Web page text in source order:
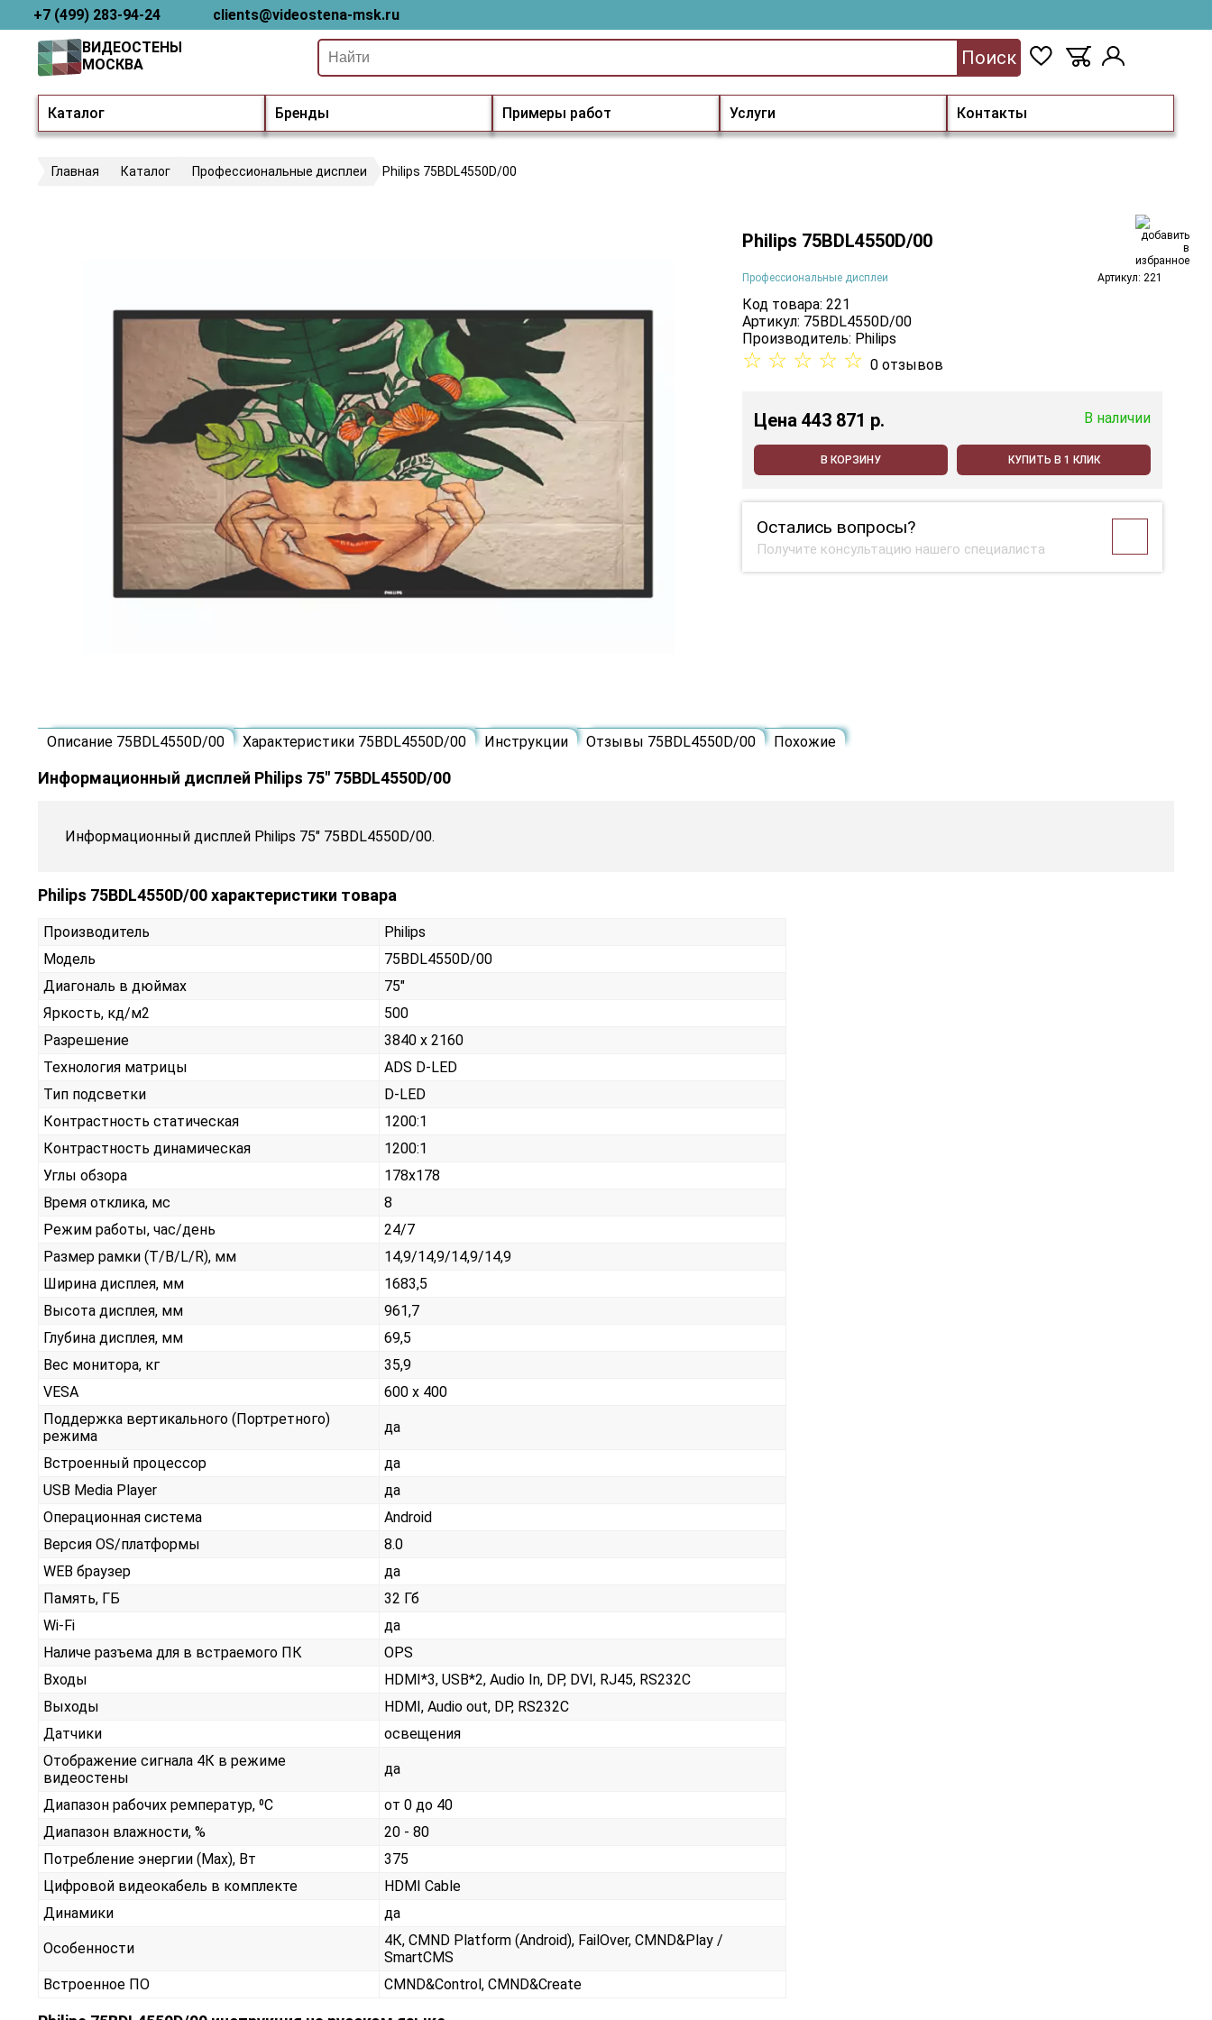
+7 (499) 283-94-24 clients@videostena-msk.ru
Каталог Бренды Примеры работ Услуги Контакты
ВИДЕОСТЕНЫ
МОСКВА
Поиск
Главная Каталог Профессиональные дисплеи Philips 75BDL4550D/00
Philips 75BDL4550D/00
Профессиональные дисплеи Артикул: 221
Код товара: 221
Артикул: 75BDL4550D/00
Производитель: Philips
☆ ☆ ☆ ☆ ☆ 0 отзывов
Цена443 871 p. В наличии
В КОРЗИНУ КУПИТЬ В 1 КЛИК
Остались вопросы?
Получите консультацию нашего специалиста
Описание 75BDL4550D/00 Характеристики 75BDL4550D/00 Инструкции Отзывы 75BDL4550D/00 Похожие
Информационный дисплей Philips 75" 75BDL4550D/00
Информационный дисплей Philips 75" 75BDL4550D/00.
Philips 75BDL4550D/00 характеристики товара
Производитель
Philips
Модель
75BDL4550D/00
Диагональ в дюймах
75"
Яркость, кд/м2
500
Разрешение
3840 x 2160
Технология матрицы
ADS D-LED
Тип подсветки
D-LED
Контрастность статическая
1200:1
Контрастность динамическая
1200:1
Углы обзора
178x178
Время отклика, мс
8
Режим работы, час/день
24/7
Размер рамки (T/B/L/R), мм
14,9/14,9/14,9/14,9
Ширина дисплея, мм
1683,5
Высота дисплея, мм
961,7
Глубина дисплея, мм
69,5
Вес монитора, кг
35,9
VESA
600 x 400
Поддержка вертикального (Портретного)
режима
да
Встроенный процессор
да
USB Media Player
да
Операционная система
Android
Версия OS/платформы
8.0
WEB браузер
да
Память, ГБ
32 Гб
Wi-Fi
да
Наличе разъема для в встраемого ПК
OPS
Входы
HDMI*3, USB*2, Audio In, DP, DVI, RJ45, RS232С
Выходы
HDMI, Audio out, DP, RS232С
Датчики
освещения
Отображение сигнала 4К в режиме
видеостены
да
Диапазон рабочих ремператур, ⁰С
от 0 до 40
Диапазон влажности, %
20 - 80
Потребление энергии (Max), Вт
375
Цифровой видеокабель в комплекте
HDMI Cable
Динамики
да
Особенности
4К, CMND Platform (Android), FailOver, CMND&Play /
SmartCMS
Встроенное ПО
CMND&Control, CMND&Create